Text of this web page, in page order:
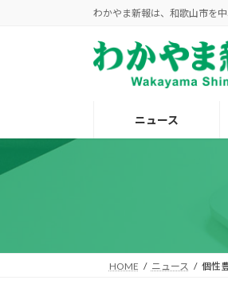
キ
に
わかやま新報は、和歌山市を
ニュース
HOME ニュース 個性